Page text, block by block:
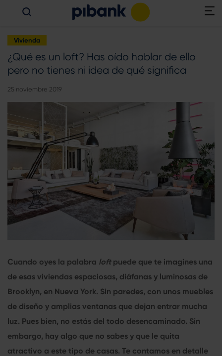
Vivienda
¿Qué es un loft? Has oído hablar de ello
pero no tienes ni idea de qué significa
25 noviembre 2019
Cuando oyes la palabra loft puede que te imagines una
de esas viviendas espaciosas, diáfanas y luminosas de
Brooklyn, en Nueva York. Sin paredes, con unos muebles
de diseño y amplias ventanas que dejan entrar mucha
luz. Pues bien, no estás del todo desencaminado. Sin
embargo, hay algo que no sabes y que le quita
atractivo a este tipo de casas. Te contamos en detalle